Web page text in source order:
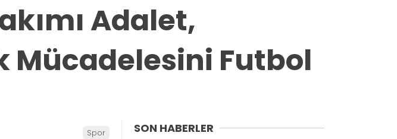
Adalet,
Mücadelesini Futbol
Spor SON HABERLER